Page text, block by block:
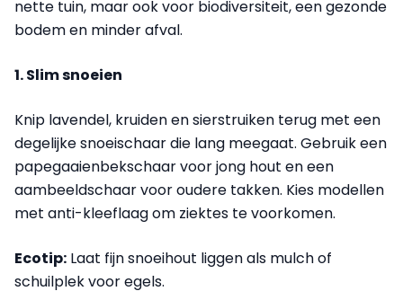
nette tuin, maar ook voor biodiversiteit, een gezonde
bodem en minder afval.
1. Slim snoeien
Knip lavendel, kruiden en sierstruiken terug met een
degelijke snoeischaar die lang meegaat. Gebruik een
papegaaienbekschaar voor jong hout en een
aambeeldschaar voor oudere takken. Kies modellen
met anti-kleeflaag om ziektes te voorkomen.
Ecotip: Laat fijn snoeihout liggen als mulch of
schuilplek voor egels.